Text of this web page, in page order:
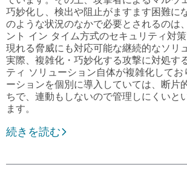
巧妙化し、検出や阻止がますます困難に
のような状況のなかで必要とされるのは
ント イン タイム方式のセキュリティ対
現れる脅威にも対応可能な継続的なソリ
実際、複雑化・巧妙化する攻撃に対処す
ティ ソリューション自体が複雑化してお
ーションを個別に導入していては、断片
ちで、連動もしないので管理しにくいと
ます。
続きを読む